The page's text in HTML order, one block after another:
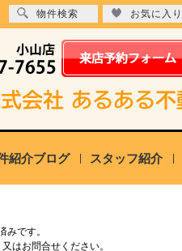
物件検索 お気に入り
紹介ブログ スタッフ紹介
みです。
はお問合せください。